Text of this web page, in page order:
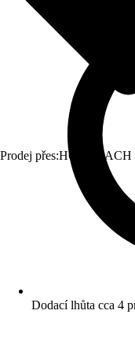
Prodej přes:HORNBACH
Dodací lhůta cca 4